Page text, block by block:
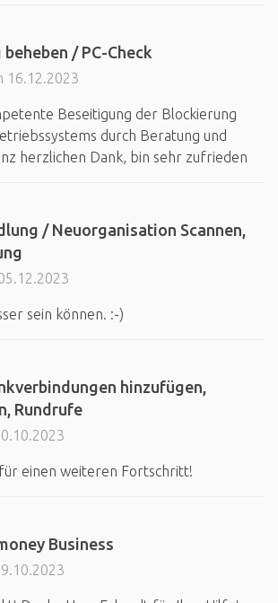
/ PC-Check
16.12.2023
Beseitigung der Blockierung
durch Beratung und
herzlichen Dank, bin sehr zufrieden
/ Neuorganisation Scannen,
sein können. :-)
hinzufügen,
Rundrufe
einen weiteren Fortschritt!
Business